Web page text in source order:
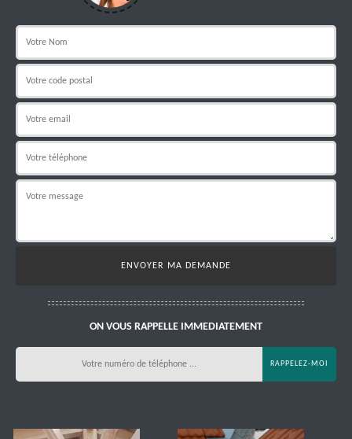
ON VOUS RAPPELLE IMMEDIATEMENT